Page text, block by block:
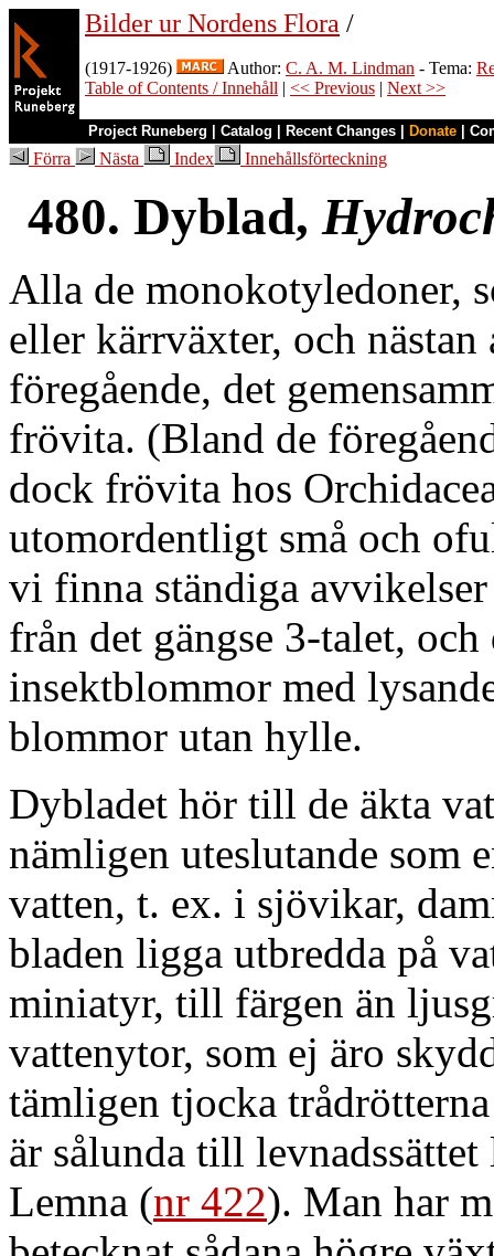
Bilder ur Nordens Flora /
(1917-1926) Author: C. A. M. Lindman - Tema:
Table of Contents / Innehåll | << Previous | Next >>
Project Runeberg Catalog Recent Changes Donate
Förra Nästa Index Innehållsförteckning
480. Dyblad,
Alla de monokotyledoner,
eller kärrväxter, och
föregående, det
frövita. (Bland de
dock frövita hos
utomordentligt små och
vi finna ständiga
från det gängse 3-talet,
insektblommor med
blommor utan hylle.
Dybladet hör till de äkta
nämligen uteslutande som
vatten, t. ex. i sjövikar,
bladen ligga utbredda på
miniatyr, till färgen än
vattenytor, som ej äro
tämligen tjocka
är sålunda till
Lemna (nr 422). Man har